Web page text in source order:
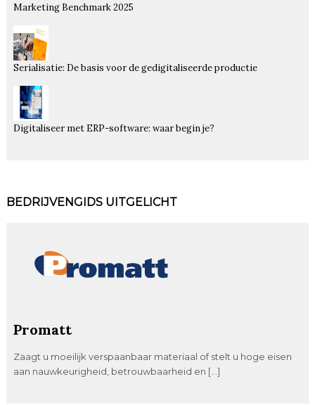
Marketing Benchmark 2025
Serialisatie: De basis voor de gedigitaliseerde productie
Digitaliseer met ERP-software: waar begin je?
BEDRIJVENGIDS UITGELICHT
Promatt
Zaagt u moeilijk verspaanbaar materiaal of stelt u hoge eisen
aan nauwkeurigheid, betrouwbaarheid en […]